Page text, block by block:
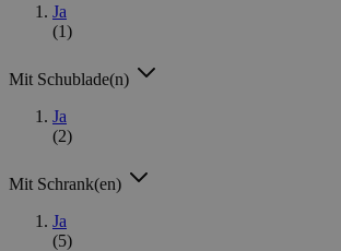
Ja
(1)
Mit Schublade(n)
Ja
(2)
Mit Schrank(en)
Ja
(5)